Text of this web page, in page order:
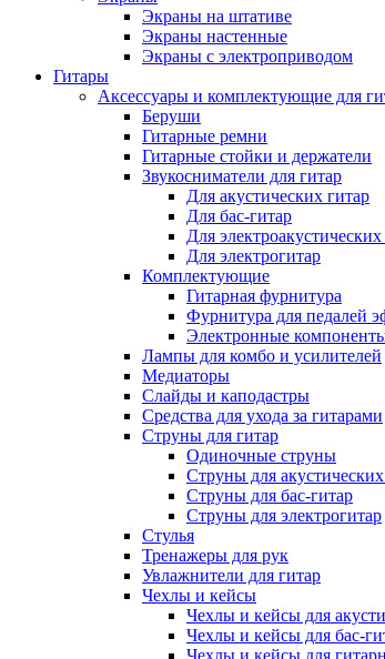
Экраны на штативе
Экраны настенные
Экраны с электроприводом
Гитары
Аксессуары и комплектующие для
Беруши
Гитарные ремни
Гитарные стойки и держатели
Звукосниматели для гитар
Для акустических гитар
Для бас-гитар
Для электроакустических
Для электрогитар
Комплектующие
Гитарная фурнитура
Фурнитура для педалей
Электронные
Лампы для комбо и усилителей
Медиаторы
Слайды и каподастры
Средства для ухода за гитарами
Струны для гитар
Одиночные струны
Струны для
Струны для бас-гитар
Струны для электрогитар
Стулья
Тренажеры для рук
Увлажнители для гитар
Чехлы и кейсы
Чехлы и кейсы для
Чехлы и кейсы для бас-
Чехлы и кейсы для